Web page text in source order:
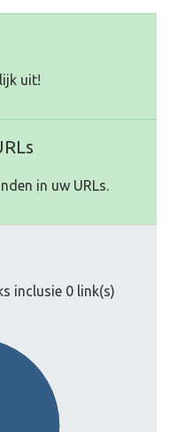
uit!
in uw URLs.
inclusie 0 link(s)